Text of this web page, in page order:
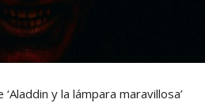
y la lámpara maravillosa’